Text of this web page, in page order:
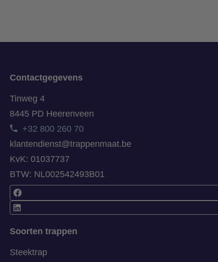
Soorten trappen
Steektrap
Contactgegevens
Tinweg 4
8445 PD Heerenveen
+32 800 260 70
klantendienst@trappenmaat.be
KvK: 01037737
BTW: NL002542493B01